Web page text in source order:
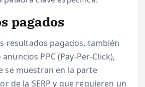
pagados
resultados pagados, también
PPC (Pay-Per-Click),
se muestran en la parte
de la SERP y que requieren un